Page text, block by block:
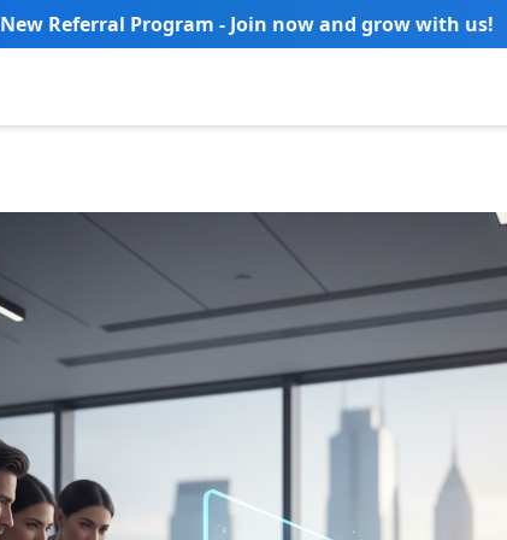
New Referral Program - Join now and grow with us!